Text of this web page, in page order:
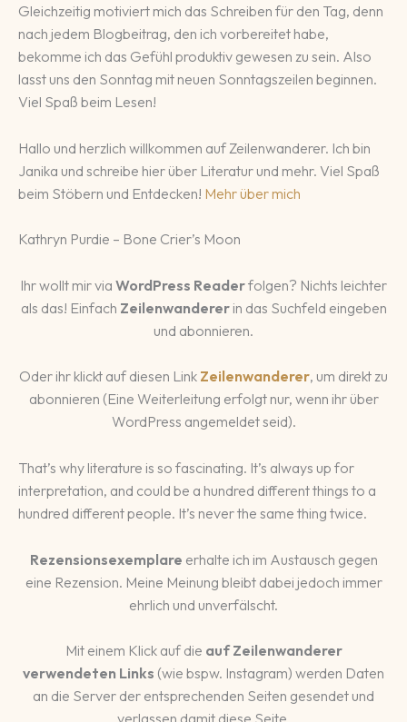
Gleichzeitig motiviert mich das Schreiben für den Tag, denn
nach jedem Blogbeitrag, den ich vorbereitet habe,
bekomme ich das Gefühl produktiv gewesen zu sein. Also
lasst uns den Sonntag mit neuen Sonntagszeilen beginnen.
Viel Spaß beim Lesen!
Hallo und herzlich willkommen auf Zeilenwanderer. Ich bin
Janika und schreibe hier über Literatur und mehr. Viel Spaß
beim Stöbern und Entdecken! Mehr über mich
Kathryn Purdie – Bone Crier’s Moon
Ihr wollt mir via WordPress Readerfolgen? Nichts leichter
als das! Einfach Zeilenwandererin das Suchfeld eingeben
und abonnieren.
Oder ihr klickt auf diesen Link Zeilenwanderer, um direkt zu
abonnieren (Eine Weiterleitung erfolgt nur, wenn ihr über
WordPress angemeldet seid).
That’s why literature is so fascinating. It’s always up for
interpretation, and could be a hundred different things to a
hundred different people. It’s never the same thing twice.
Rezensionsexemplare erhalte ich im Austausch gegen
eine Rezension. Meine Meinung bleibt dabei jedoch immer
ehrlich und unverfälscht.
Mit einem Klick auf die auf Zeilenwanderer
verwendeten Links (wie bspw. Instagram) werden Daten
an die Server der entsprechenden Seiten gesendet und